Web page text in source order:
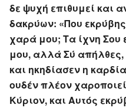
δε ψυχή επιθυμεί και
δακρύων: «Που
χαρά μου; Τα ίχνη Σου
μου, αλλά Σύ απήλθες,
και ηκηδίασεν η
ουδέν πλέον
Κύριον, και Αυτός